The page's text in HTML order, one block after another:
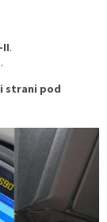
II.
strani pod